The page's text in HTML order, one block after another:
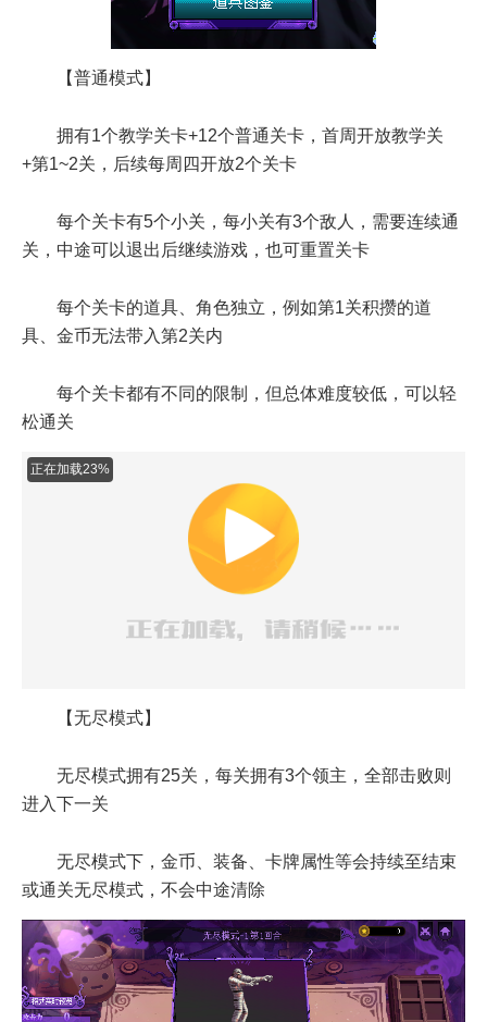
【普通模式】
拥有1个教学关卡+12个普通关卡，首周开放教学关
+第1~2关，后续每周四开放2个关卡
每个关卡有5个小关，每小关有3个敌人，需要连续通
关，中途可以退出后继续游戏，也可重置关卡
每个关卡的道具、角色独立，例如第1关积攒的道
具、金币无法带入第2关内
每个关卡都有不同的限制，但总体难度较低，可以轻
松通关
正在加载43%
【无尽模式】
无尽模式拥有25关，每关拥有3个领主，全部击败则
进入下一关
无尽模式下，金币、装备、卡牌属性等会持续至结束
或通关无尽模式，不会中途清除